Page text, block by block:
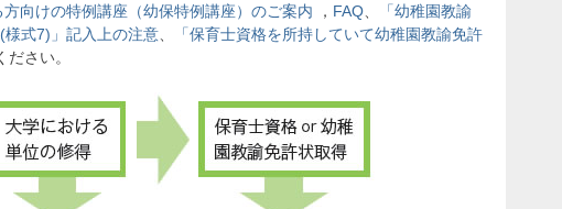
向けの特例講座（幼保特例講座）のご案内 ， FAQ
「幼稚園教諭
式7)」記入上の注意
「保育士資格を所持していて幼稚園教諭免許
ださい。